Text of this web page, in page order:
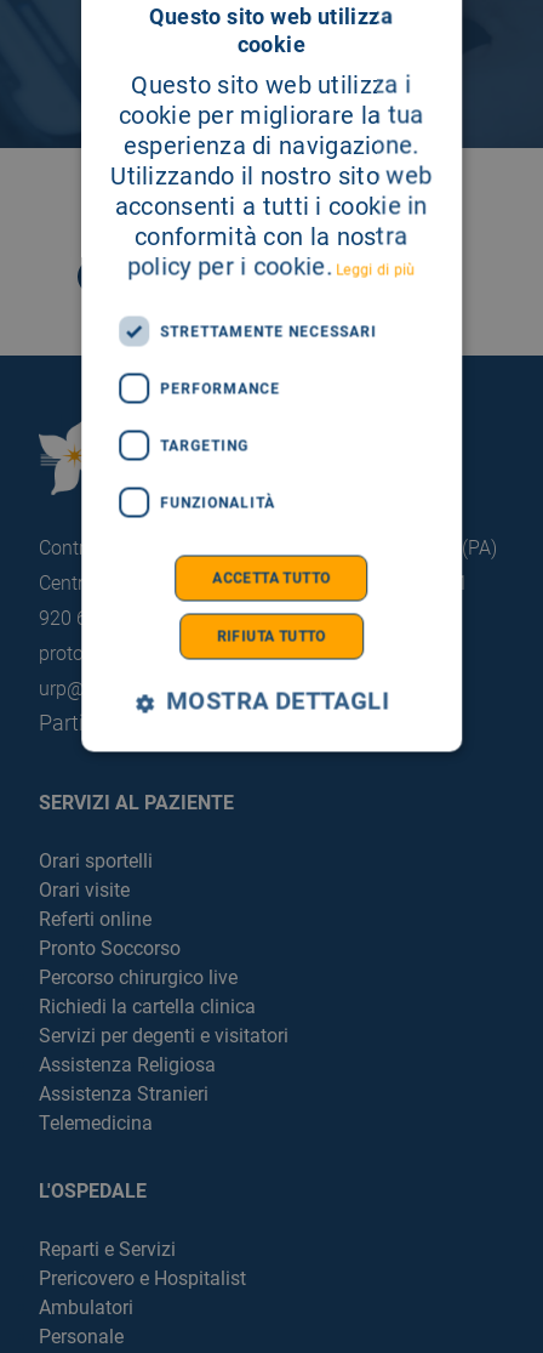
SEGUICI SU
Fondazione Istituto
Contrada Pietrapollastra - Pisciotto 90015 Cefalù (PA)
Centralino: +39 0921 920 111 Portineria: +39 0921
920 663
protocollo@pec.hsrgiglio.it info@hsrgiglio.it
urp@hsrgiglio.it
Partita IVA: 05205490823
SERVIZI AL PAZIENTE
Orari sportelli
Orari visite
Referti online
Pronto Soccorso
Percorso chirurgico live
Richiedi la cartella clinica
Servizi per degenti e visitatori
Assistenza Religiosa
Assistenza Stranieri
Telemedicina
L'OSPEDALE
Reparti e Servizi
Prericovero e Hospitalist
Ambulatori
Personale
Questo sito web utilizza
cookie
Questo sito web utilizza i
cookie per migliorare la tua
esperienza di navigazione.
Utilizzando il nostro sito web
acconsenti a tutti i cookie in
conformità con la nostra
policy per i cookie. Leggi di più
STRETTAMENTE NECESSARI
PERFORMANCE
TARGETING
FUNZIONALITÀ
ACCETTA TUTTO
RIFIUTA TUTTO
MOSTRA DETTAGLI